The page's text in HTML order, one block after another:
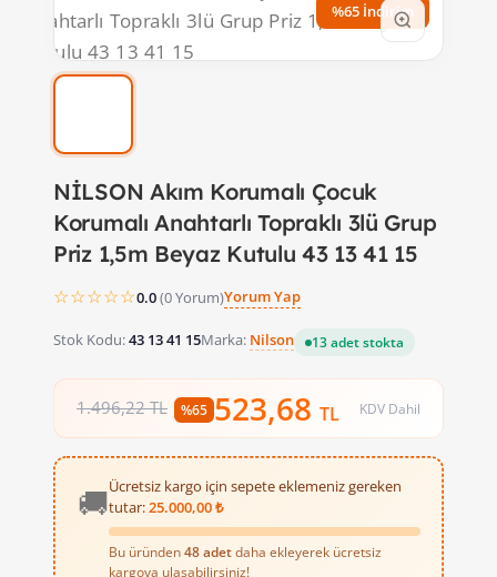
%65 İndirim
NİLSON Akım Korumalı Çocuk
Korumalı Anahtarlı Topraklı 3lü Grup
Priz 1,5m Beyaz Kutulu 43 13 41 15
☆☆☆☆☆0.0(0 Yorum)Yorum Yap
Stok Kodu:43 13 41 15Marka: Nilson 13 adet stokta
1.496,22 TL %65 523,68 TL KDV Dahil
🚚Ücretsiz kargo için sepete eklemeniz gereken
tutar:25.000,00 ₺
Bu üründen 48 adetdaha ekleyerek ücretsiz
kargoya ulaşabilirsiniz!